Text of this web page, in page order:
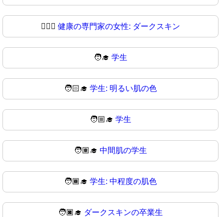
👩🏿‍⚕ 健康の専門家の女性: ダークスキン
🧑‍🎓 学生
🧑🏻‍🎓 学生: 明るい肌の色
🧑🏼‍🎓 学生
🧑🏽‍🎓 中間肌の学生
🧑🏾‍🎓 学生: 中程度の肌色
🧑🏿‍🎓 ダークスキンの卒業生